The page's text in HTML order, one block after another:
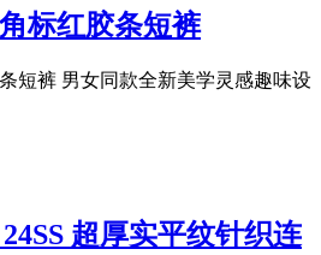
标红胶条短裤
短裤 男女同款全新美学灵感趣味设
超厚实平纹针织连